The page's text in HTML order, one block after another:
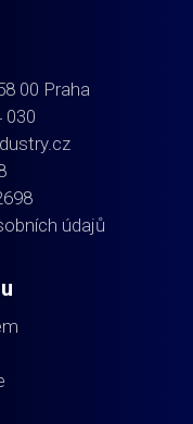
00 Praha
030
údajů